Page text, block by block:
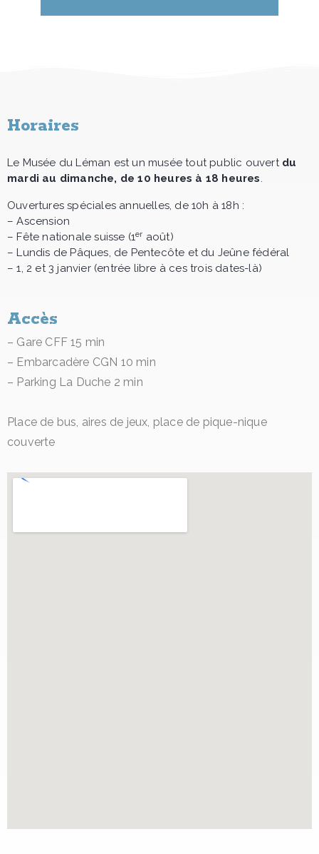
Horaires
Le Musée du Léman est un musée tout public ouvertdu
mardi au dimanche, de 10 heures à 18 heures.
Ouvertures spéciales annuelles, de 10h à 18h :
– Ascension
– Fête nationale suisse (1er août)
– Lundis de Pâques, de Pentecôte et du Jeûne fédéral
– 1, 2 et 3 janvier (entrée libre à ces trois dates-là)
Accès
– Gare CFF 15 min
– Embarcadère CGN 10 min
– Parking La Duche 2 min
Place de bus, aires de jeux, place de pique-nique
couverte